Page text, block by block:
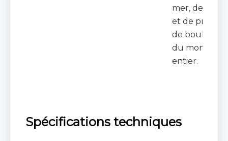
mer, de
et de
de
du monde
entier.
Spécifications techniques